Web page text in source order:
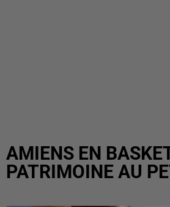
AMIENS EN
PATRIMOINE AU